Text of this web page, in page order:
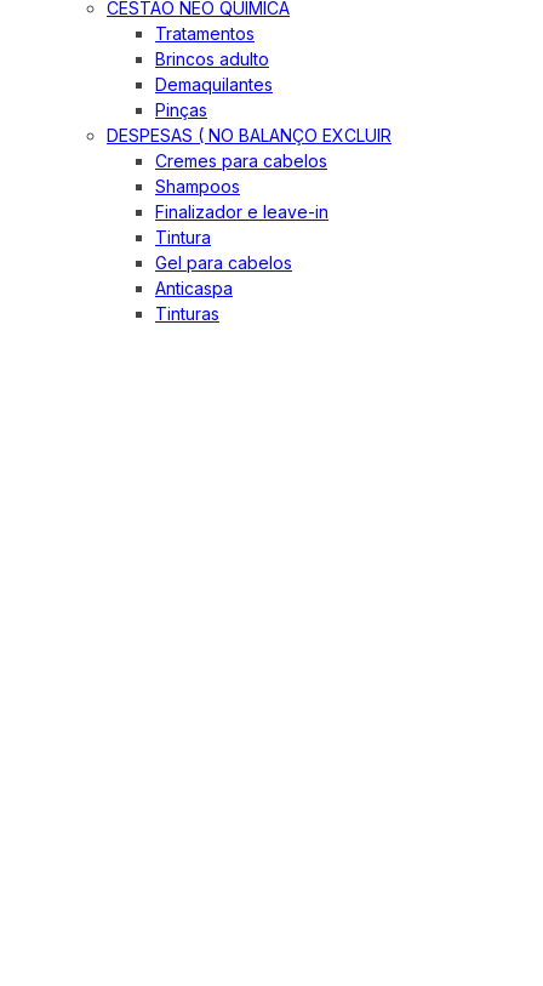
CESTÃO NEO QUIMICA
Tratamentos
Brincos adulto
Demaquilantes
Pinças
DESPESAS ( NO BALANÇO EXCLUIR
Cremes para cabelos
Shampoos
Finalizador e leave-in
Tintura
Gel para cabelos
Anticaspa
Tinturas